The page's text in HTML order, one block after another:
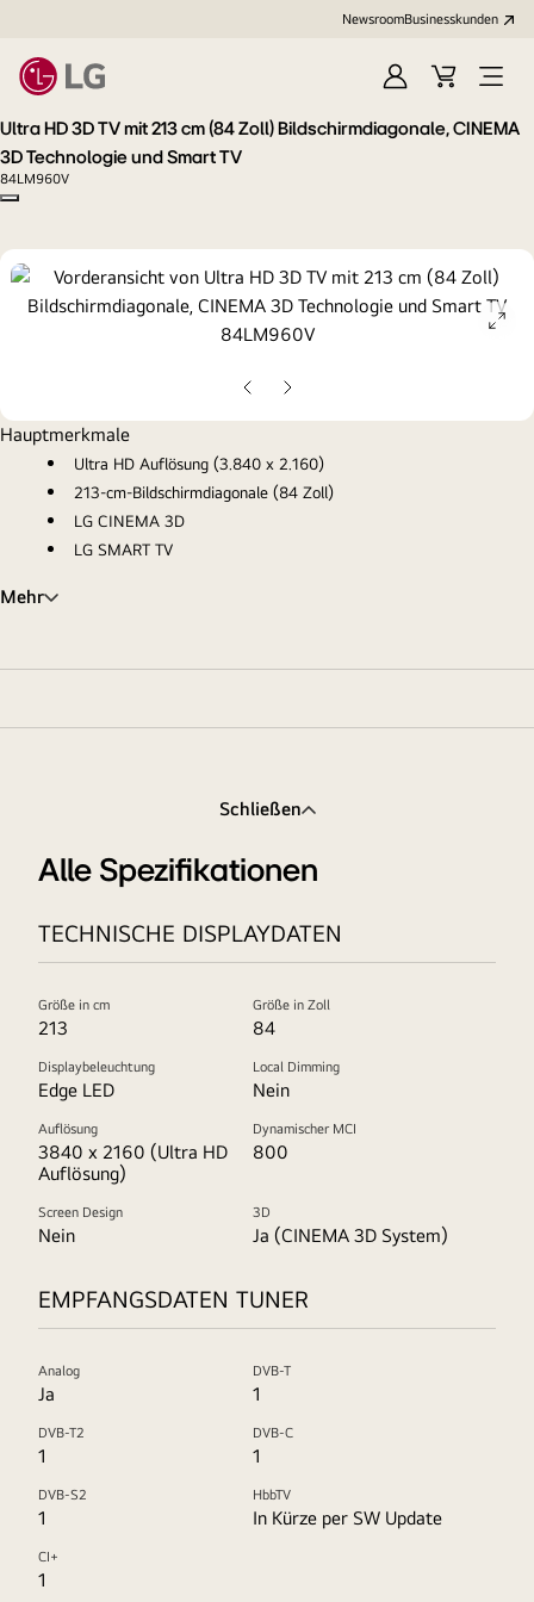
NewsroomBusinesskunden
AnmeldenWarenkorb
Menü
Ultra HD 3D TV mit 213 cm (84 Zoll) Bildschirmdiagonale, CINEMA
3D Technologie und Smart TV
84LM960V
Copy model name
Vorherige
Folie
Nächste
Folie
Hauptmerkmale
Ultra HD Auflösung (3.840 x 2.160)
213-cm-Bildschirmdiagonale (84 Zoll)
LG CINEMA 3D
LG SMART TV
Mehr
Schließen
Alle Spezifikationen
TECHNISCHE DISPLAYDATEN
Größe in cm
213
Größe in Zoll
84
Displaybeleuchtung
Edge LED
Local Dimming
Nein
Auflösung
3840 x 2160 (Ultra HD
Auflösung)
Dynamischer MCI
800
Screen Design
Nein
3D
Ja (CINEMA 3D System)
EMPFANGSDATEN TUNER
Analog
Ja
DVB-T
1
DVB-T2
1
DVB-C
1
DVB-S2
1
HbbTV
In Kürze per SW Update
CI+
1